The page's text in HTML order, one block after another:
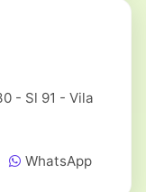
- Sl 91 - Vila
WhatsApp